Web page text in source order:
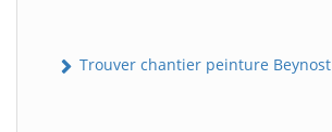
Trouver chantier peinture Beynost